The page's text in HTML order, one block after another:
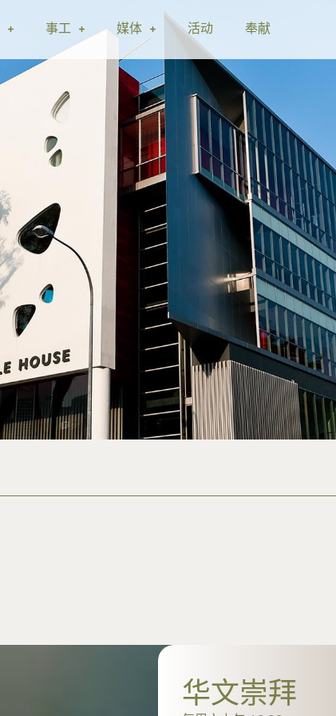
事工 媒体 活动 奉献
诚邀您 来 ！诚
诚
华文崇拜